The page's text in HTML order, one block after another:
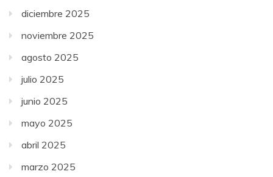
diciembre 2025
noviembre 2025
agosto 2025
julio 2025
junio 2025
mayo 2025
abril 2025
marzo 2025